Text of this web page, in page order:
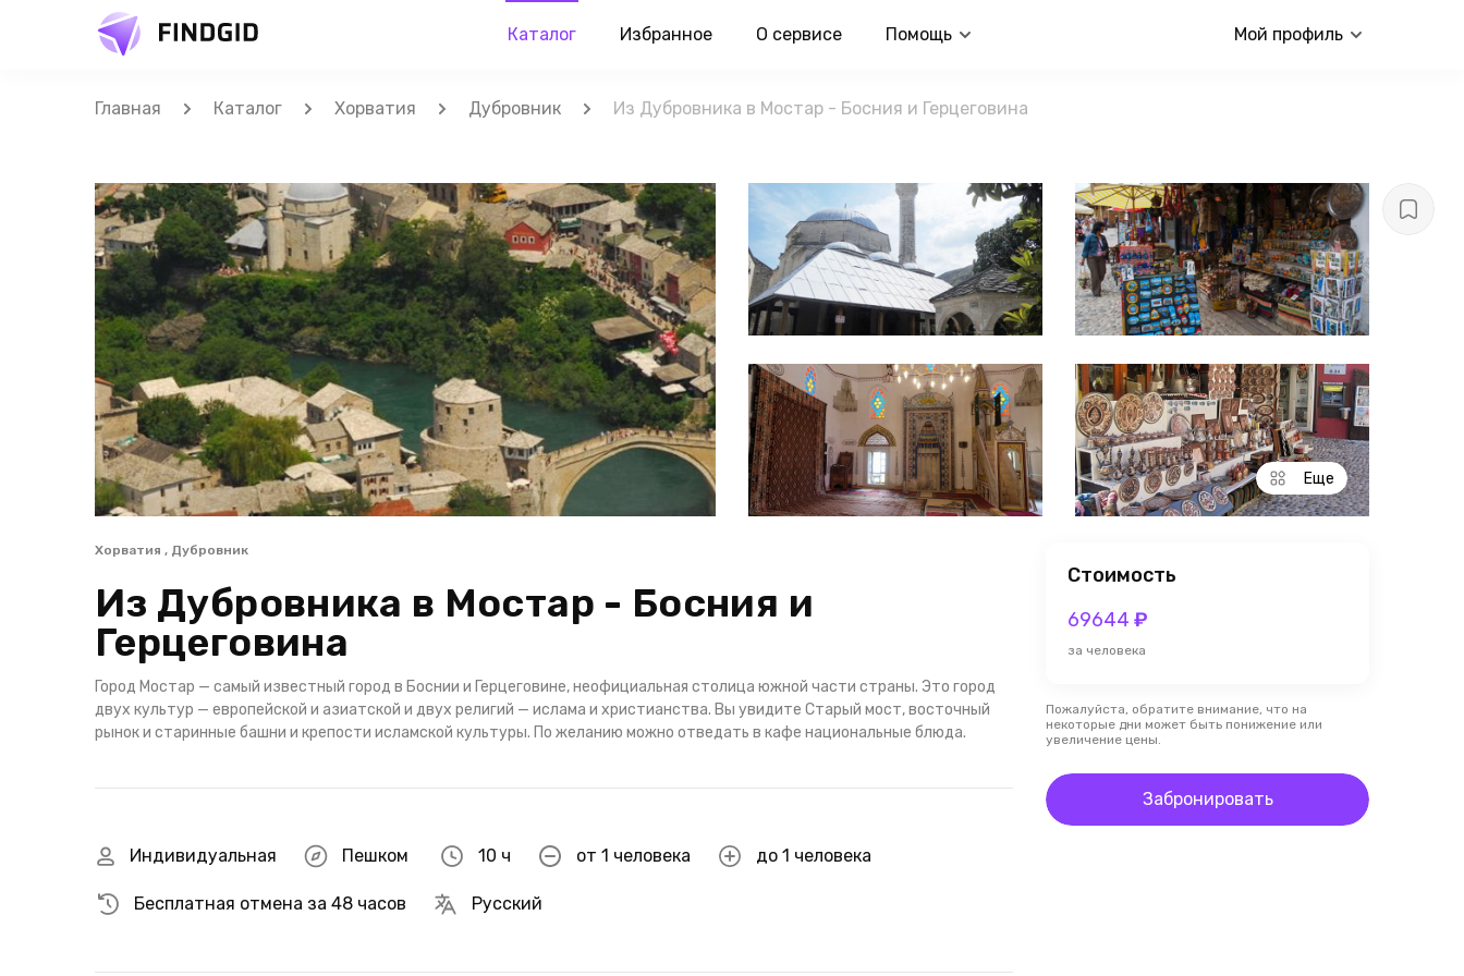
Каталог Избранное О сервисе Помощь Мой профиль
Главная Каталог Хорватия Дубровник Из Дубровника в Мостар - Босния и Герцеговина
Еще
Хорватия , Дубровник
Из Дубровника в Мостар - Босния и
Герцеговина
Город Мостар — самый известный город в Боснии и Герцеговине, неофициальная столица южной части страны. Это город
двух культур — европейской и азиатской и двух религий — ислама и христианства. Вы увидите Старый мост, восточный
рынок и старинные башни и крепости исламской культуры. По желанию можно отведать в кафе национальные блюда.
Индивидуальная Пешком 10 ч от 1 человека до 1 человека
Бесплатная отмена за 48 часов Русский
Стоимость
69644 ₽
за человека
Пожалуйста, обратите внимание, что на
некоторые дни может быть понижение или
увеличение цены.
Забронировать